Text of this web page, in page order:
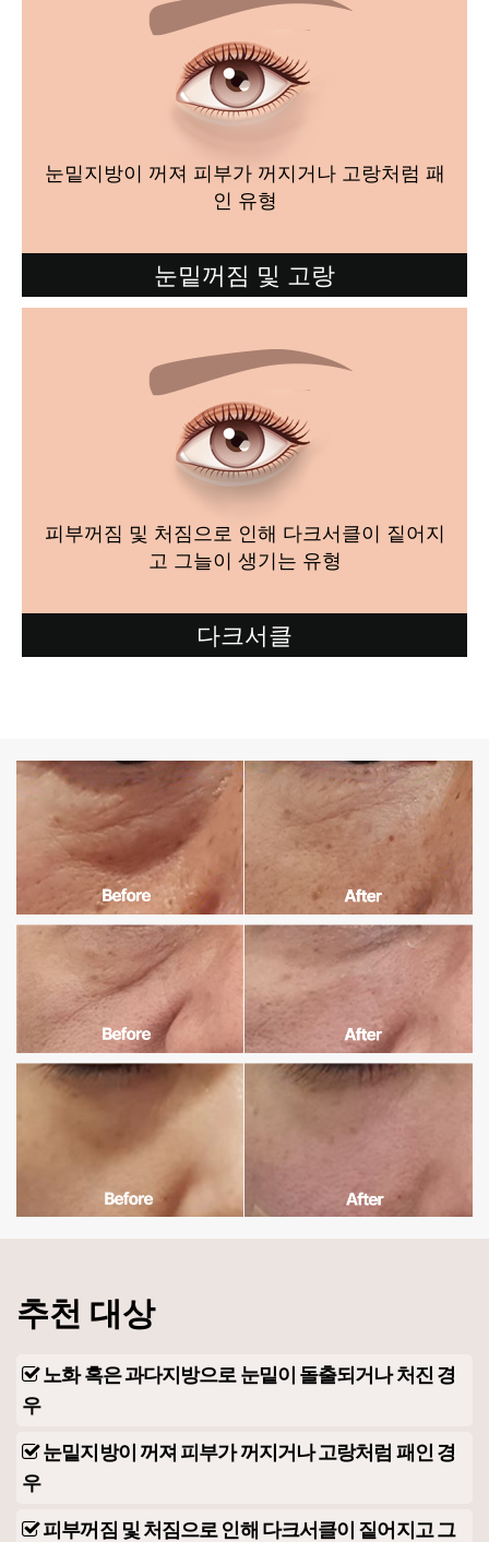
눈밑지방이 꺼져 피부가 꺼지거나 고랑처럼 패
인 유형
눈밑꺼짐 및 고랑
피부꺼짐 및 처짐으로 인해 다크서클이 짙어지
고 그늘이 생기는 유형
다크서클
추천 대상
노화 혹은 과다지방으로 눈밑이 돌출되거나 처진 경
우
눈밑지방이 꺼져 피부가 꺼지거나 고랑처럼 패인 경
우
피부꺼짐 및 처짐으로 인해 다크서클이 짙어지고 그